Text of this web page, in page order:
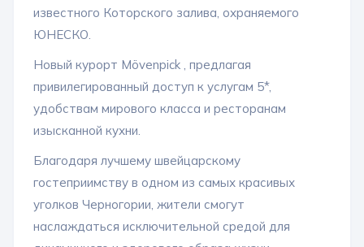
известного Которского залива, охраняемого
ЮНЕСКО.
Новый курорт Mövenpick , предлагая
привилегированный доступ к услугам 5*,
удобствам мирового класса и ресторанам
изысканной кухни.
Благодаря лучшему швейцарскому
гостеприимству в одном из самых красивых
уголков Черногории, жители смогут
наслаждаться исключительной средой для